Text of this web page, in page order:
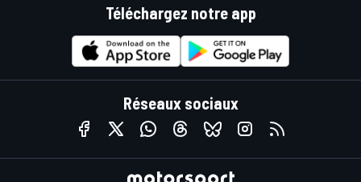
Téléchargez notre app
Réseaux sociaux